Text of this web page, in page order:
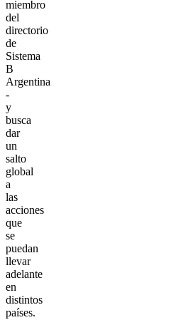
miembro
del
directorio
de
Sistema
B
Argentina
-
y
busca
dar
un
salto
global
a
las
acciones
que
se
puedan
llevar
adelante
en
distintos
países.